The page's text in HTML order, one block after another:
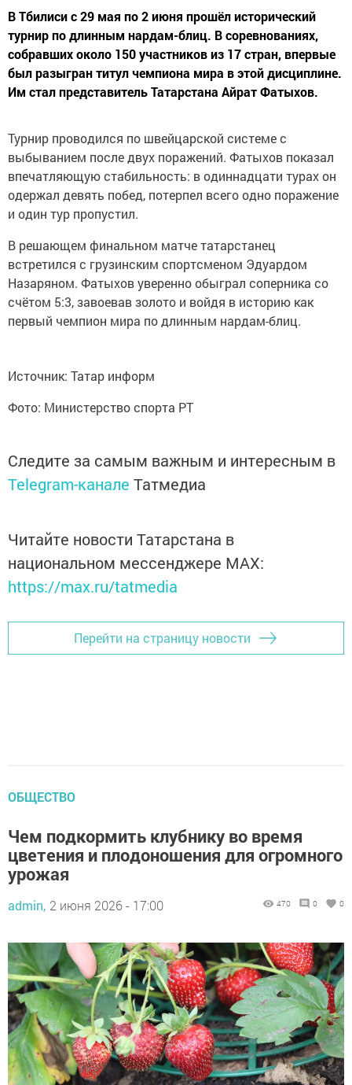
В Тбилиси с 29 мая по 2 июня прошёл исторический
турнир по длинным нардам-блиц. В соревнованиях,
собравших около 150 участников из 17 стран, впервые
был разыгран титул чемпиона мира в этой дисциплине.
Им стал представитель Татарстана Айрат Фатыхов.
Турнир проводился по швейцарской системе с
выбыванием после двух поражений. Фатыхов показал
впечатляющую стабильность: в одиннадцати турах он
одержал девять побед, потерпел всего одно поражение
и один тур пропустил.
В решающем финальном матче татарстанец
встретился с грузинским спортсменом Эдуардом
Назаряном. Фатыхов уверенно обыграл соперника со
счётом 5:3, завоевав золото и войдя в историю как
первый чемпион мира по длинным нардам-блиц.
Источник: Татар информ
Фото: Министерство спорта РТ
Следите за самым важным и интересным в
Telegram-канале Татмедиа
Читайте новости Татарстана в
национальном мессенджере MАХ:
https://max.ru/tatmedia
Перейти на страницу новости
ОБЩЕСТВО
Чем подкормить клубнику во время
цветения и плодоношения для огромного
урожая
admin, 2 июня 2026 - 17:00 470 0 0